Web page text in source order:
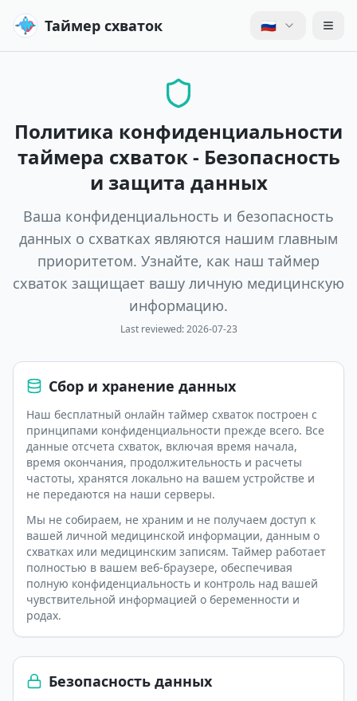
Таймер схваток 🇷🇺
Политика конфиденциальности
таймера схваток - Безопасность
и защита данных
Ваша конфиденциальность и безопасность
данных о схватках являются нашим главным
приоритетом. Узнайте, как наш таймер
схваток защищает вашу личную медицинскую
информацию.
Last reviewed: 2026-07-23
Сбор и хранение данных
Наш бесплатный онлайн таймер схваток построен с
принципами конфиденциальности прежде всего. Все
данные отсчета схваток, включая время начала,
время окончания, продолжительность и расчеты
частоты, хранятся локально на вашем устройстве и
не передаются на наши серверы.
Мы не собираем, не храним и не получаем доступ к
вашей личной медицинской информации, данным о
схватках или медицинским записям. Таймер работает
полностью в вашем веб-браузере, обеспечивая
полную конфиденциальность и контроль над вашей
чувствительной информацией о беременности и
родах.
Безопасность данных